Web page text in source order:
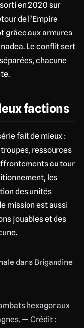
en 2020 sur
de l’Empire
grâce aux armures
Le conflit sert
chacune
factions
fait de mieux :
ressources
au tour
les
des unités
mission est aussi
jouables et des
hexagonaux
— Crédit :